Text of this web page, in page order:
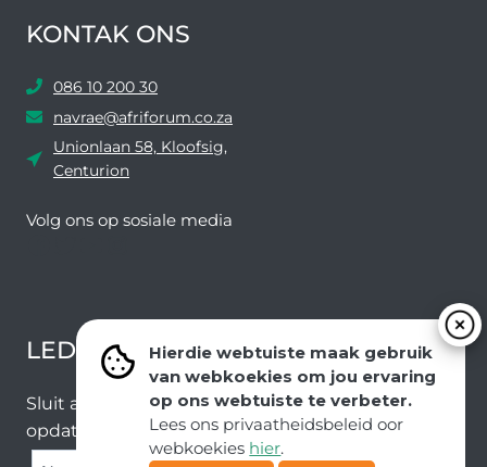
Hierdie webtuiste maak gebruik
van webkoekies om jou ervaring
op ons webtuiste te verbeter.
Lees ons privaatheidsbeleid oor
webkoekies hier.
KONTAK ONS
086 10 200 30
navrae@afriforum.co.za
Unionlaan 58, Kloofsig,
Centurion
Volg ons ​​op sosiale media
LEDEVOORDELE NUUSBRIEF
Sluit aan by ons e-poslys om die nuutste nuus en
opdaterings van ons span te ontvang.